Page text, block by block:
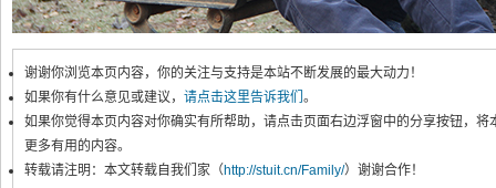
谢谢你浏览本页内容，你的关注与支持是本站不断发展的最大动力！
如果你有什么意见或建议， 请点击这里告诉我们 。
如果你觉得本页内容对你确实有所帮助，请点击页面右边浮窗中的分享按钮，
更多有用的内容。
转载请注明：本文转载自我们家（http://stuit.cn/Family/）谢谢合作！